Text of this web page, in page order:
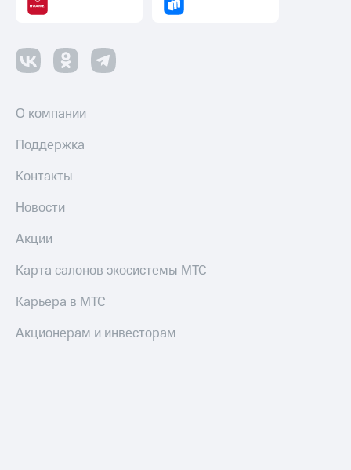
О компании
Поддержка
Контакты
Новости
Акции
Карта салонов экосистемы МТС
Карьера в МТС
Акционерам и инвесторам